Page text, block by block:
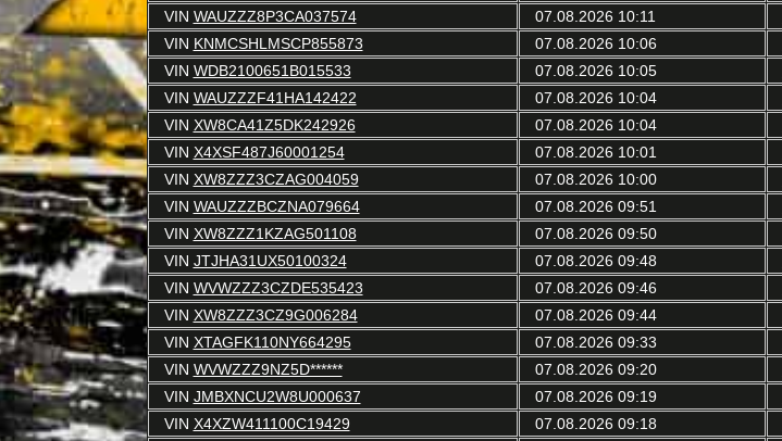
VIN WAUZZZ8P3CA037574 07.08.2026 10:11
VIN KNMCSHLMSCP855873 07.08.2026 10:06
VIN WDB2100651B015533 07.08.2026 10:05
VIN WAUZZZF41HA142422 07.08.2026 10:04
VIN XW8CA41Z5DK242926 07.08.2026 10:04
VIN X4XSF487J60001254 07.08.2026 10:01
VIN XW8ZZZ3CZAG004059 07.08.2026 10:00
VIN WAUZZZBCZNA079664 07.08.2026 09:51
VIN XW8ZZZ1KZAG501108 07.08.2026 09:50
VIN JTJHA31UX50100324 07.08.2026 09:48
VIN WVWZZZ3CZDE535423 07.08.2026 09:46
VIN XW8ZZZ3CZ9G006284 07.08.2026 09:44
VIN XTAGFK110NY664295 07.08.2026 09:33
VIN WVWZZZ9NZ5D****** 07.08.2026 09:20
VIN JMBXNCU2W8U000637 07.08.2026 09:19
VIN X4XZW411100C19429 07.08.2026 09:18